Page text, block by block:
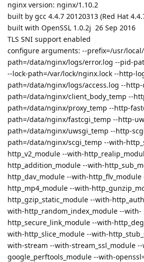
nginx version: nginx/1.10.2
built by gcc 4.4.7 20120313 (Red Hat
built with OpenSSL 1.0.2j 26 Sep 2016
TLS SNI support enabled
configure arguments: --prefix=/usr/
path=/data/nginx/logs/error.log --pid-
--lock-path=/var/lock/nginx.lock --http-
path=/data/nginx/logs/access.log --
path=/data/nginx/client_body_temp --
path=/data/nginx/proxy_temp --http-
path=/data/nginx/fastcgi_temp --http-
path=/data/nginx/uwsgi_temp --http-
path=/data/nginx/scgi_temp --with-
http_v2_module --with-
http_addition_module --with-
http_dav_module --with-http_flv_module
http_mp4_module --with-
http_gzip_static_module --with-
with-http_random_index_module --with-
http_secure_link_module --with-
with-http_slice_module --with-
with-stream --with-stream_ssl_module
google_perftools_module --with-